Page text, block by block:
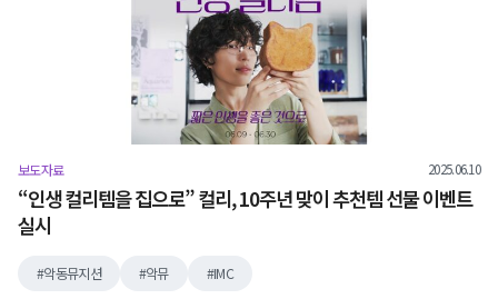
보도자료 2025.06.10
“인생 컬리템을 집으로” 컬리, 10주년 맞이 추천템 선물 이벤트
실시
악동뮤지션 악뮤 IMC